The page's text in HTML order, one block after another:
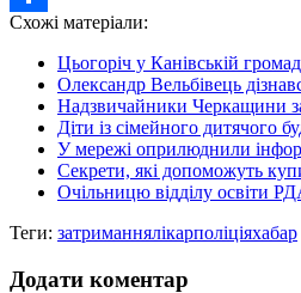
Share
Схожі матеріали:
Цьогоріч у Канівській
Олександр Вельбівець
Надзвичайники Черкащини
Діти із сімейного дитячого
У мережі оприлюднили
Секрети, які допоможуть
Очільницю відділу освіти
Теги: затриманнялікарполіціяхабар
Додати коментар